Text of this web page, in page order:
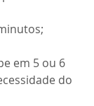
em 5 ou 6
do